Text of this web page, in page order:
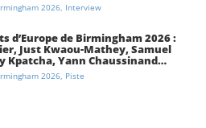
2026, Interview
d’Europe de Birmingham 2026 :
Just Kwaou-Mathey, Samuel
Kpatcha, Yann Chaussinand…
l’équipe de France
2026, Piste